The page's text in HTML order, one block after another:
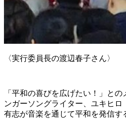
〈実行委員長の渡辺春子さん〉
「平和の喜びを広げたい！」と
ンガーソングライター、ユキヒ
有志が音楽を通じて平和を発信す